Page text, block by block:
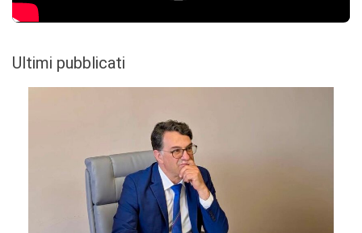
Ultimi pubblicati